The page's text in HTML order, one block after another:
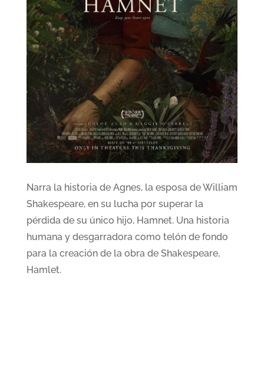
Narra la historia de Agnes, la esposa de William
Shakespeare, en su lucha por superar la
pérdida de su único hijo, Hamnet. Una historia
humana y desgarradora como telón de fondo
para la creación de la obra de Shakespeare,
Hamlet.